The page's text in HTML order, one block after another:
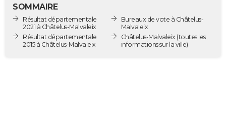
Destinations
City break
Voyage nature
Voyage de noces
Forum
Climat
GUIDES D'ACHAT
SOMMAIRE
Résultat départementale
2021 à Châtelus-Malvaleix
Résultat départementale
2015 à Châtelus-Malvaleix
Bureaux de vote à Châtelus-
Malvaleix
Châtelus-Malvaleix (toutes les
informations sur la ville)